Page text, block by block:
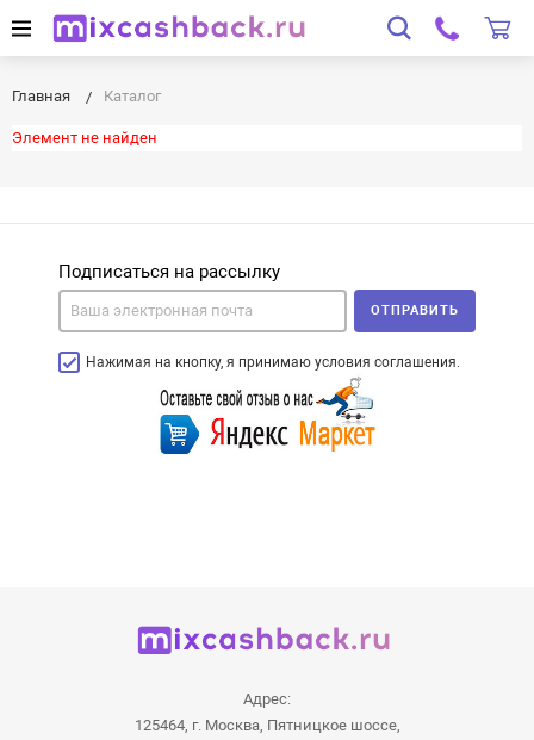
Главная Каталог
Элемент не найден
Подписаться на рассылку
Нажимая на кнопку, я принимаю условия соглашения.
ОТПРАВИТЬ
Адрес:
125464, г. Москва, Пятницкое шоссе,